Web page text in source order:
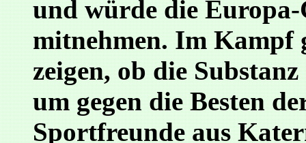
und würde die
mitnehmen. Im Kampf
zeigen, ob die
um gegen die Besten
Sportfreunde aus